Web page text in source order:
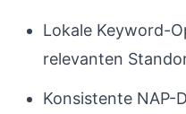
Lokale Keyword-
relevanten
Konsistente NAP-